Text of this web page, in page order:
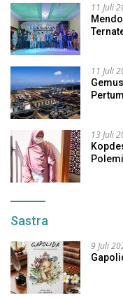
11 Juli
11 Juli
13 Juli
Sastra
9 Juli